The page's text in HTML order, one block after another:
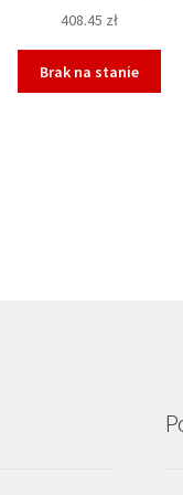
408.45 zł
Brak na stanie